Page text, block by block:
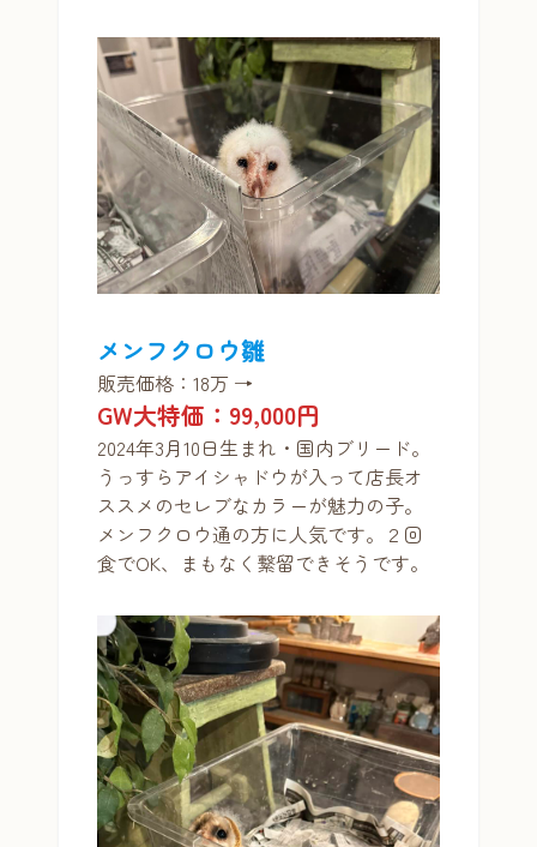
メンフクロウ雛
販売価格：18万 →
GW大特価：99,000円
2024年3月10日生まれ・国内ブリード。
うっすらアイシャドウが入って店長オ
ススメのセレブなカラーが魅力の子。
メンフクロウ通の方に人気です。２回
食でOK、まもなく繋留できそうです。